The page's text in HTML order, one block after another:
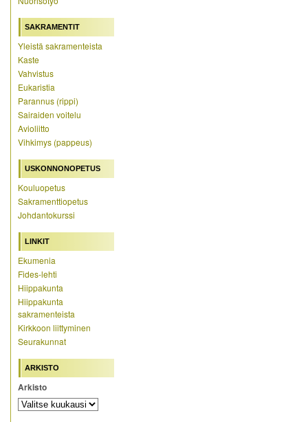
SAKRAMENTIT
Yleistä sakramenteista
Kaste
Vahvistus
Eukaristia
Parannus (rippi)
Sairaiden voitelu
Avioliitto
Vihkimys (pappeus)
USKONNONOPETUS
Kouluopetus
Sakramenttiopetus
Johdantokurssi
LINKIT
Ekumenia
Fides-lehti
Hiippakunta
Hiippakunta
sakramenteista
Kirkkoon liittyminen
Seurakunnat
ARKISTO
Arkisto